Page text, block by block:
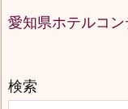
愛知県ホテルコン
検索